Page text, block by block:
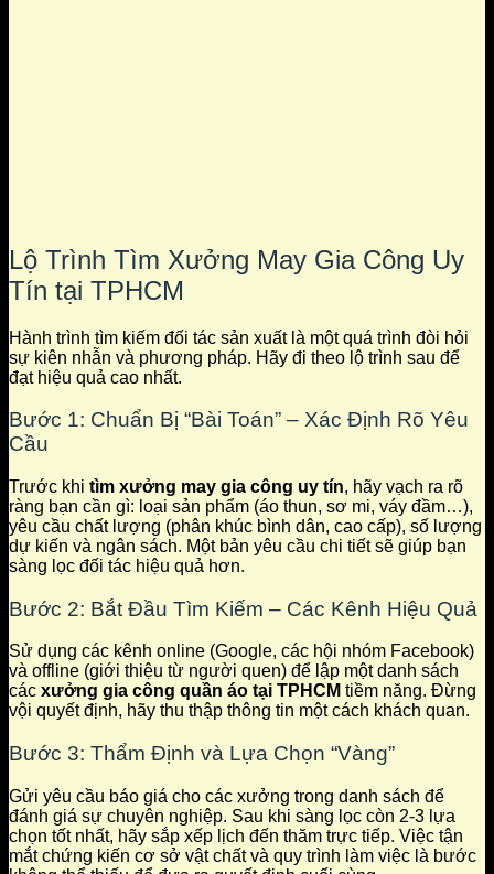
Lộ Trình Tìm Xưởng May Gia Công Uy
Tín tại TPHCM
Hành trình tìm kiếm đối tác sản xuất là một quá trình đòi hỏi
sự kiên nhẫn và phương pháp. Hãy đi theo lộ trình sau để
đạt hiệu quả cao nhất.
Bước 1: Chuẩn Bị “Bài Toán” – Xác Định Rõ Yêu
Cầu
Trước khi tìm xưởng may gia công uy tín, hãy vạch ra rõ
ràng bạn cần gì: loại sản phẩm (áo thun, sơ mi, váy đầm…),
yêu cầu chất lượng (phân khúc bình dân, cao cấp), số lượng
dự kiến và ngân sách. Một bản yêu cầu chi tiết sẽ giúp bạn
sàng lọc đối tác hiệu quả hơn.
Bước 2: Bắt Đầu Tìm Kiếm – Các Kênh Hiệu Quả
Sử dụng các kênh online (Google, các hội nhóm Facebook)
và offline (giới thiệu từ người quen) để lập một danh sách
các xưởng gia công quần áo tại TPHCM tiềm năng. Đừng
vội quyết định, hãy thu thập thông tin một cách khách quan.
Bước 3: Thẩm Định và Lựa Chọn “Vàng”
Gửi yêu cầu báo giá cho các xưởng trong danh sách để
đánh giá sự chuyên nghiệp. Sau khi sàng lọc còn 2-3 lựa
chọn tốt nhất, hãy sắp xếp lịch đến thăm trực tiếp. Việc tận
mắt chứng kiến cơ sở vật chất và quy trình làm việc là bước